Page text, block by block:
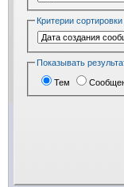
Критерии
Показывать
Тем